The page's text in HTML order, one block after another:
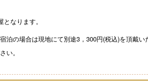
なります。
の場合は現地にて別途3，300円(税込)を頂戴い
い。